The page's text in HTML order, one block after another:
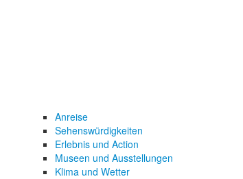
Anreise
Sehenswürdigkeiten
Erlebnis und Action
Museen und Ausstellungen
Klima und Wetter